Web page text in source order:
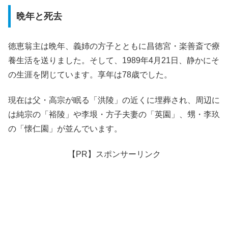
晩年と死去
徳恵翁主は晩年、義姉の方子とともに昌徳宮・楽善斎で療
養生活を送りました。そして、1989年4月21日、静かにそ
の生涯を閉じています。享年は78歳でした。
現在は父・高宗が眠る「洪陵」の近くに埋葬され、周辺に
は純宗の「裕陵」や李垠・方子夫妻の「英園」、甥・李玖
の「懐仁園」が並んでいます。
【PR】スポンサーリンク